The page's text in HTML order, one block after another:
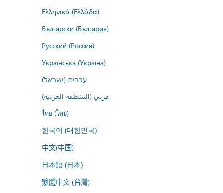
Ελληνικά (Ελλάδα)
Български (България)
Русский (Россия)
Українська (Україна)
עברית (ישראל)
عربي (المنطقة العربية)
ไทย (ไทย)
한국어 (대한민국)
中文(中国)
日本語 (日本)
繁體中文 (台灣)